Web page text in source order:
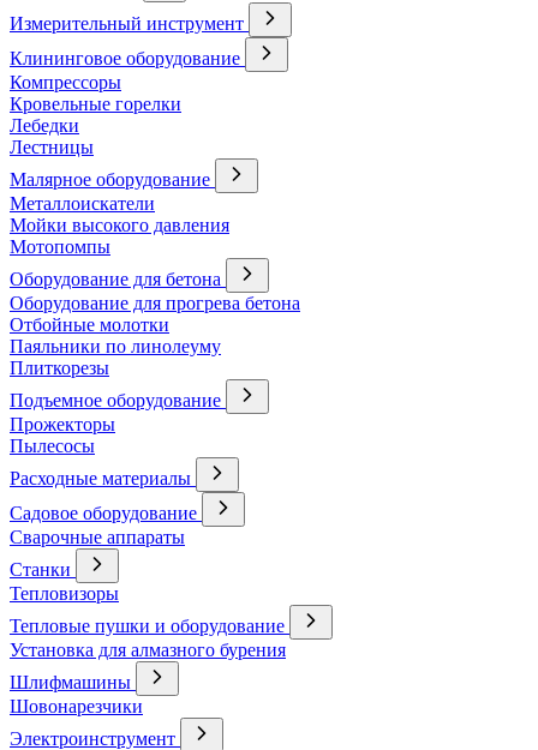
Измерительный инструмент
Клининговое оборудование
Компрессоры
Кровельные горелки
Лебедки
Лестницы
Малярное оборудование
Металлоискатели
Мойки высокого давления
Мотопомпы
Оборудование для бетона
Оборудование для прогрева бетона
Отбойные молотки
Паяльники по линолеуму
Плиткорезы
Подъемное оборудование
Прожекторы
Пылесосы
Расходные материалы
Садовое оборудование
Сварочные аппараты
Станки
Тепловизоры
Тепловые пушки и оборудование
Установка для алмазного бурения
Шлифмашины
Шовонарезчики
Электроинструмент